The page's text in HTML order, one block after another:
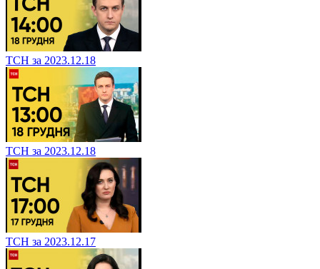
ТСН за 2023.12.18
ТСН за 2023.12.18
ТСН за 2023.12.17